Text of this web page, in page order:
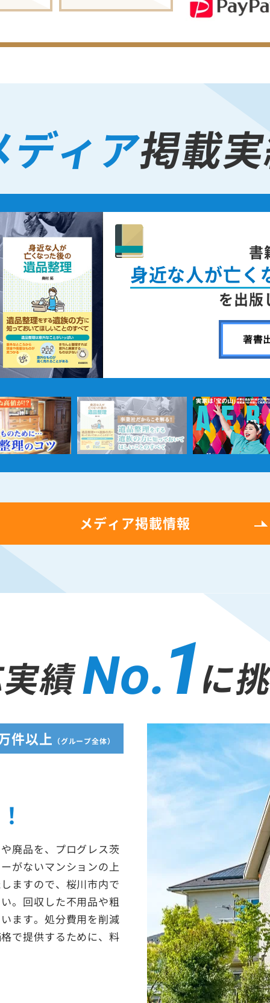
ディア掲載
書
身近な人が亡く
を出版
メディア掲載情報
績No.1に
件以上 （グループ全体）
廃品を、プログレス茨
がないマンションの上
ますので、桜川市内で
。回収した不用品や粗
ます。処分費用を削減
で提供するために、料